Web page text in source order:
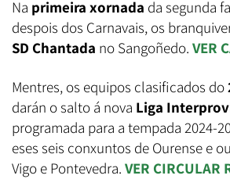
Na primeira xornada da segunda
despois dos Carnavais, os
SD Chantada no Sangoñedo. VER
Mentres, os equipos clasificados do
darán o salto á nova Liga
programada para a tempada 2024-
eses seis conxuntos de Ourense e
Vigo e Pontevedra. VER CIRCULAR